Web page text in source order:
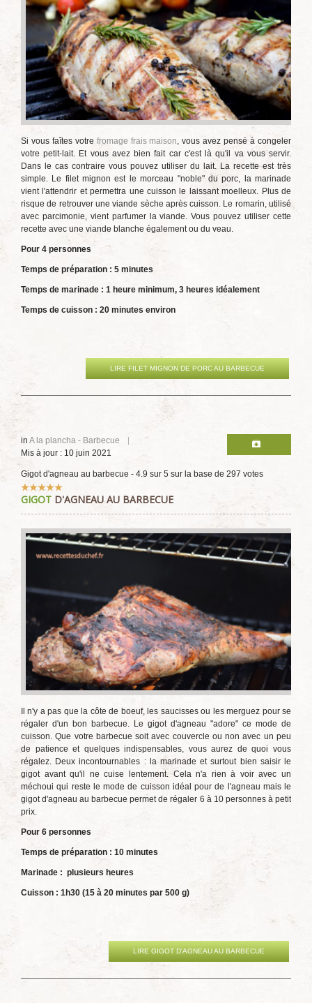
Si vous faîtes votre fromage frais maison, vous avez pensé à congeler
votre petit-lait. Et vous avez bien fait car c'est là qu'il va vous servir.
Dans le cas contraire vous pouvez utiliser du lait. La recette est très
simple. Le filet mignon est le morceau "noble" du porc, la marinade
vient l'attendrir et permettra une cuisson le laissant moelleux. Plus de
risque de retrouver une viande sèche après cuisson. Le romarin, utilisé
avec parcimonie, vient parfumer la viande. Vous pouvez utiliser cette
recette avec une viande blanche également ou du veau.
Pour 4 personnes
Temps de préparation : 5 minutes
Temps de marinade : 1 heure minimum, 3 heures idéalement
Temps de cuisson : 20 minutes environ
LIRE FILET MIGNON DE PORC AU BARBECUE
in A la plancha - Barbecue
Mis à jour : 10 juin 2021
Gigot d'agneau au barbecue - 4.9 sur 5 sur la base de 297 votes
Vote
utilisateur:5/5
GIGOT D'AGNEAU AU BARBECUE
Il n'y a pas que la côte de boeuf, les saucisses ou les merguez pour se
régaler d'un bon barbecue. Le gigot d'agneau "adore" ce mode de
cuisson. Que votre barbecue soit avec couvercle ou non avec un peu
de patience et quelques indispensables, vous aurez de quoi vous
régalez. Deux incontournables : la marinade et surtout bien saisir le
gigot avant qu'il ne cuise lentement. Cela n'a rien à voir avec un
méchoui qui reste le mode de cuisson idéal pour de l'agneau mais le
gigot d'agneau au barbecue permet de régaler 6 à 10 personnes à petit
prix.
Pour 6 personnes
Temps de préparation : 10 minutes
Marinade : plusieurs heures
Cuisson : 1h30 (15 à 20 minutes par 500 g)
LIRE GIGOT D'AGNEAU AU BARBECUE